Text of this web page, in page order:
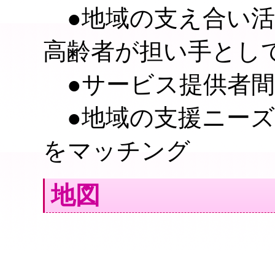
●地域の支え合い
高齢者が担い手とし
●サービス提供者
●地域の支援ニー
をマッチング
地図